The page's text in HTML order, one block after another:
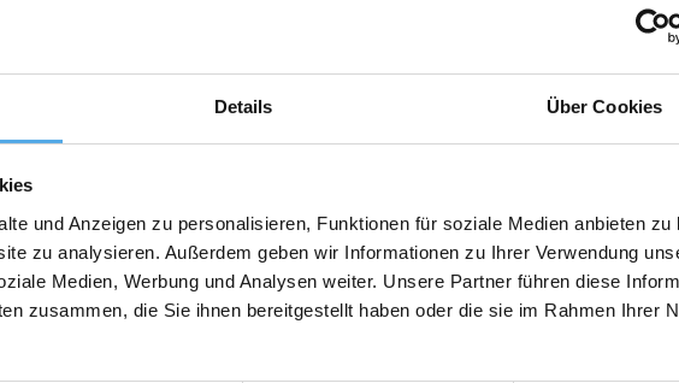
Details Über Cookies
und Anzeigen zu personalisieren, Funktionen für soziale Medien anbieten zu
zu analysieren. Außerdem geben wir Informationen zu Ihrer Verwendung
Medien, Werbung und Analysen weiter. Unsere Partner führen diese
zusammen, die Sie ihnen bereitgestellt haben oder die sie im Rahmen Ihrer